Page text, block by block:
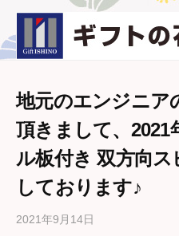
テ
地元のエンジニア
頂きまして、2021
ル板付き 双方向
しております♪
2021年9月14日